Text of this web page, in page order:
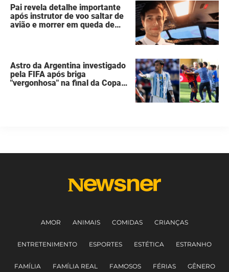
Pai revela detalhe importante
após instrutor de voo saltar de
avião e morrer em queda de
Astro da Argentina investigado
pela FIFA após briga
"vergonhosa" na final da Copa
AMOR ANIMAIS COMIDAS CRIANÇAS
ENTRETENIMENTO ESPORTES ESTÉTICA ESTRANHO
FAMÍLIA FAMÍLIA REAL FAMOSOS FÉRIAS GÊNERO